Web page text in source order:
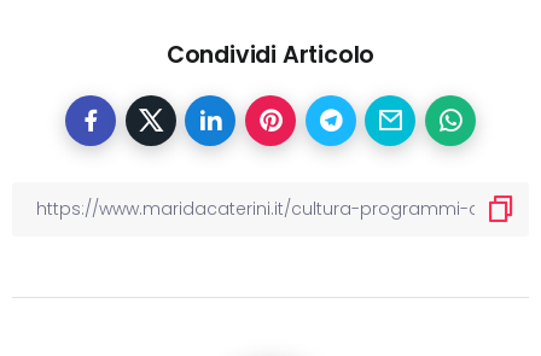
Condividi Articolo